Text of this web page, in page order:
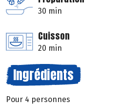
30 min
Cuisson
20 min
Ingrédients
Pour 4 personnes